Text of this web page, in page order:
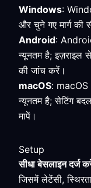
Windows:
और चुने गए मार्ग
Android:
न्यूनतम है; इज़राइल
की जांच करें।
macOS: macOS
न्यूनतम है; सेटिंग
मापें।
Setup
सीधा बेसलाइन दर्ज
जिसमें लेटेंसी,